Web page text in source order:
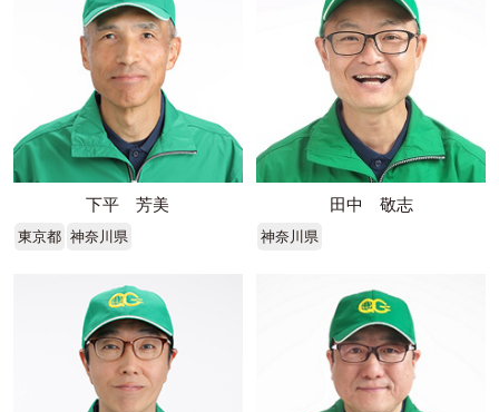
下平 芳美
東京都 神奈川県
田中 敬志
神奈川県